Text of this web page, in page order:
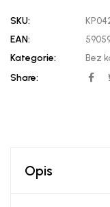
SKU:
EAN:
Kategorie:
Bez
Share:
Opis